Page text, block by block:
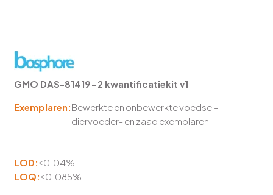
GMO DAS-81419-2 kwantificatiekit v1
Exemplaren:Bewerkte en onbewerkte voedsel-,
diervoeder- en zaad exemplaren
LOD:≤0.04%
LOQ:≤0.085%